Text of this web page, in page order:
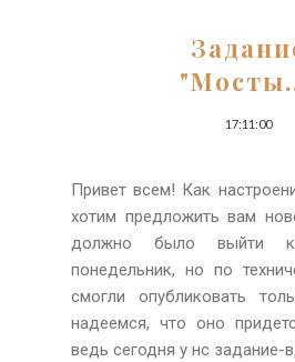
17:11:00
Привет всем! Как
хотим предложить вам
должно было выйти
понедельник, но по
смогли опубликовать
надеемся, что оно
ведь сегодня у нс задание-